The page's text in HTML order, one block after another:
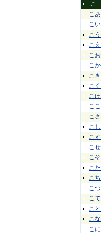
こ
こあ
こい
こう
こえ
こお
こか
こき
こく
こけ
ここ
こさ
こし
こす
こせ
こそ
こた
こち
こつ
こて
こと
こな
こに